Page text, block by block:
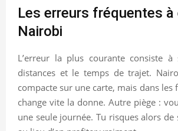
Les erreurs fréquentes à
Nairobi
L’erreur la plus courante consiste à
distances et le temps de trajet.
compacte sur une carte, mais dans les
change vite la donne. Autre piège :
une seule journée. Tu risques alors